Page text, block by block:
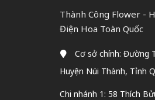
Thành Công Flower -
Điện Hoa Toàn Quốc
Cơ sở chính: Đường
Huyện Núi Thành, Tỉnh
Chi nhánh 1: 58 Thích